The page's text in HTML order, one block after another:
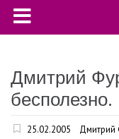
Дмитрий
бесполезно.
25.02.2005 Дмитрий